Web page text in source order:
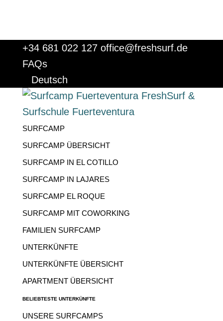
+34 681 022 127 office@freshsurf.de
FAQs
Deutsch
SURFCAMP
SURFCAMP ÜBERSICHT
SURFCAMP IN EL COTILLO
SURFCAMP IN LAJARES
SURFCAMP EL ROQUE
SURFCAMP MIT COWORKING
FAMILIEN SURFCAMP
UNTERKÜNFTE
UNTERKÜNFTE ÜBERSICHT
APARTMENT ÜBERSICHT
BELIEBTESTE UNTERKÜNFTE
UNSERE SURFCAMPS